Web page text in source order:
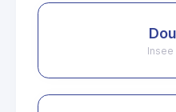
Insee